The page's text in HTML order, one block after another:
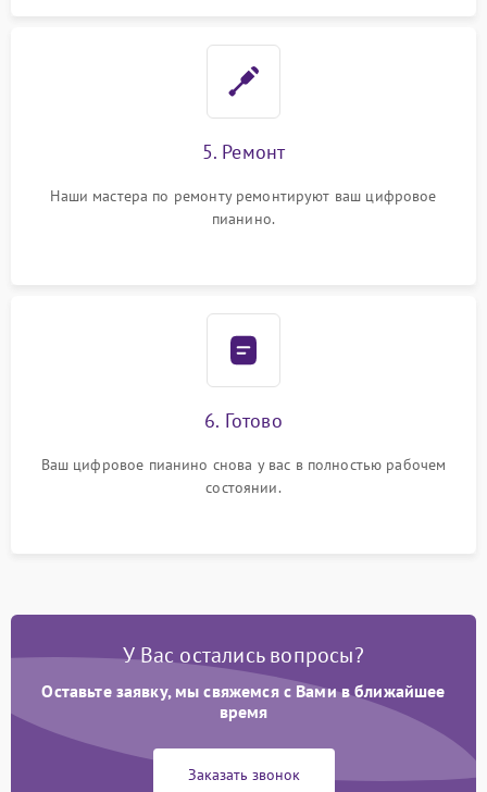
5. Ремонт
Наши мастера по ремонту ремонтируют ваш цифровое
пианино.
6. Готово
Ваш цифровое пианино снова у вас в полностью рабочем
состоянии.
У Вас остались вопросы?
Оставьте заявку, мы свяжемся с Вами в ближайшее
время
Заказать звонок